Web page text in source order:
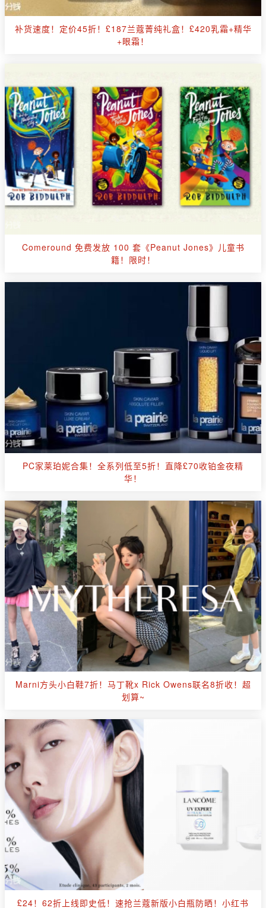
补货速度！定价45折！£187兰蔻菁纯礼盒！£420乳霜+精华
+眼霜！
Comeround 免费发放 100 套《Peanut Jones》儿童书
籍！限时！
PC家莱珀妮合集！全系列低至5折！直降£70收铂金夜精
华！
Marni方头小白鞋7折！马丁靴x Rick Owens联名8折收！超
划算~
£24！62折上线即史低！速抢兰蔻新版小白瓶防晒！小红书